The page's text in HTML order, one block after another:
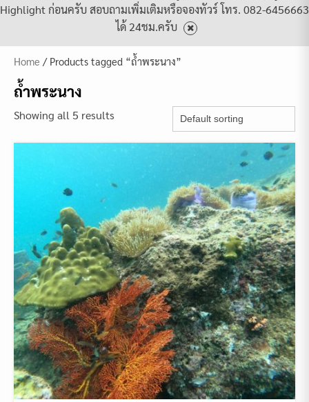
Highlight ก่อนครับ สอบถามเพิ่มเติมหรือจองทัวร์ โทร. 082-6456663
ได้ 24ชม.ครับ
Home / Products tagged “ถ้ำพระนาง”
ถ้ำพระนาง
Showing all 5 results